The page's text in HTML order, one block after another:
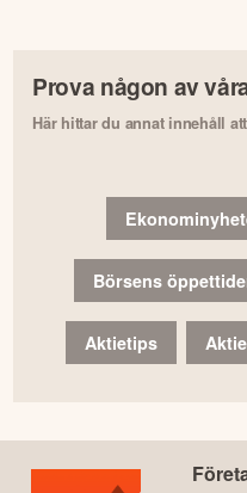
Prova någon av
Här hittar du annat innehåll
Börsens
Aktietips